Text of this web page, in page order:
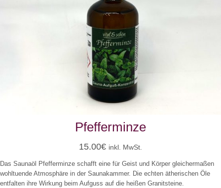
Pfefferminze
15.00€ inkl. MwSt.
Das Saunaöl Pfefferminze schafft eine für Geist und Körper gleichermaßen
wohltuende Atmosphäre in der Saunakammer. Die echten ätherischen Öle
entfalten ihre Wirkung beim Aufguss auf die heißen Granitsteine.